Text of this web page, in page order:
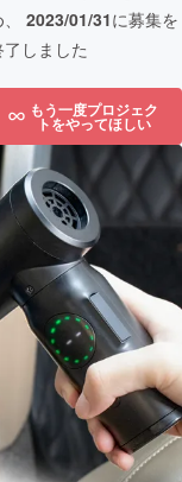
2023/01/31に募集を
了しました
もう一度プロジェク
トをやってほしい